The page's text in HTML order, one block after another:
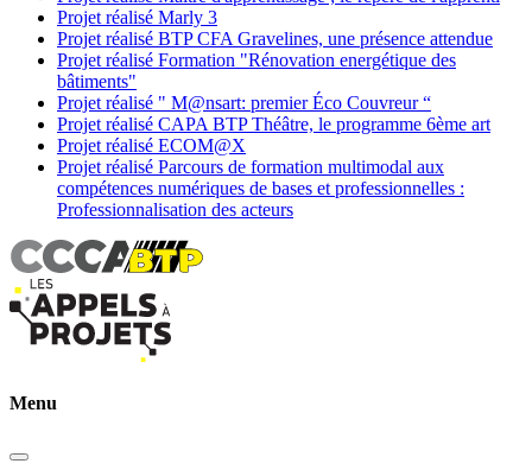
Projet réalisé Marly 3
Projet réalisé BTP CFA Gravelines, une présence attendue
Projet réalisé Formation "Rénovation energétique des
bâtiments"
Projet réalisé " M@nsart: premier Éco Couvreur “
Projet réalisé CAPA BTP Théâtre, le programme 6ème art
Projet réalisé ECOM@X
Projet réalisé Parcours de formation multimodal aux
compétences numériques de bases et professionnelles :
Professionnalisation des acteurs
Menu